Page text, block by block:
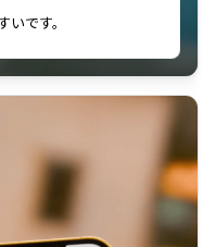
いているが、復習する
です。